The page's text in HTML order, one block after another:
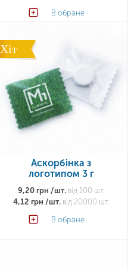
В обране
Хіт
Аскорбінка з
логотипом 3 г
9,20 грн /шт.від 100 шт.
4,12 грн /шт.від 20000 шт.
В обране